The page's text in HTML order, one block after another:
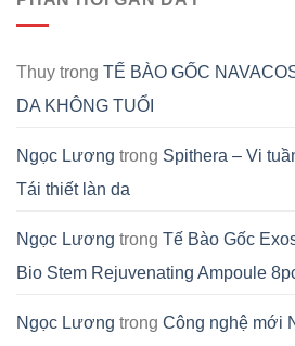
Thuy trong TẾ BÀO GỐC
DA KHÔNG TUỔI
Ngọc Lương trong Spithera – Vi
Tái thiết làn da
Ngọc Lương trong Tế Bào Gốc
Bio Stem Rejuvenating Ampoule
Ngọc Lương trong Công nghệ mới